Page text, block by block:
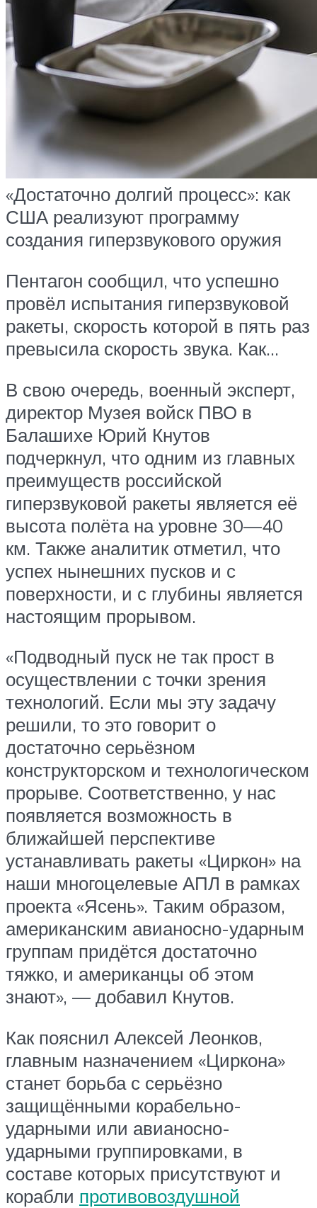
«Достаточно долгий процесс»: как
США реализуют программу
создания гиперзвукового оружия
Пентагон сообщил, что успешно
провёл испытания гиперзвуковой
ракеты, скорость которой в пять раз
превысила скорость звука. Как…
В свою очередь, военный эксперт,
директор Музея войск ПВО в
Балашихе Юрий Кнутов
подчеркнул, что одним из главных
преимуществ российской
гиперзвуковой ракеты является её
высота полёта на уровне 30—40
км. Также аналитик отметил, что
успех нынешних пусков и с
поверхности, и с глубины является
настоящим прорывом.
«Подводный пуск не так прост в
осуществлении с точки зрения
технологий. Если мы эту задачу
решили, то это говорит о
достаточно серьёзном
конструкторском и технологическом
прорыве. Соответственно, у нас
появляется возможность в
ближайшей перспективе
устанавливать ракеты «Циркон» на
наши многоцелевые АПЛ в рамках
проекта «Ясень». Таким образом,
американским авианосно-ударным
группам придётся достаточно
тяжко, и американцы об этом
знают», — добавил Кнутов.
Как пояснил Алексей Леонков,
главным назначением «Циркона»
станет борьба с серьёзно
защищёнными корабельно-
ударными или авианосно-
ударными группировками, в
составе которых присутствуют и
корабли противовоздушной